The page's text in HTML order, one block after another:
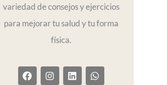
variedad de consejos y ejercicios
para mejorar tu salud y tu forma
física.
F
a
I
n
L
i
W
h